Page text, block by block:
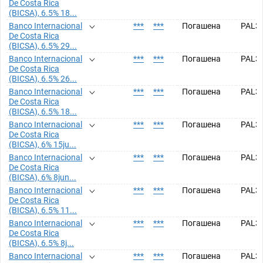
De Costa Rica
(BICSA), 6.5% 18...
Banco Internacional
De Costa Rica
(BICSA), 6.5% 29...
*** *** Погашена
Banco Internacional
De Costa Rica
(BICSA), 6.5% 26...
*** *** Погашена
Banco Internacional
De Costa Rica
(BICSA), 6.5% 18...
*** *** Погашена
Banco Internacional
De Costa Rica
(BICSA), 6% 15ju...
*** *** Погашена
Banco Internacional
De Costa Rica
(BICSA), 6% 8jun...
*** *** Погашена
Banco Internacional
De Costa Rica
(BICSA), 6.5% 11...
*** *** Погашена
Banco Internacional
De Costa Rica
(BICSA), 6.5% 8j...
*** *** Погашена
Banco Internacional
*** *** Погашена